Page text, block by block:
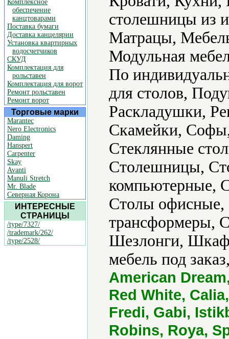
Комплексное
обеспечение
канцтоварами
Поставка бумаги
Доставка канцелярии
Установка квартирных
водосчетчиков
СКУД
Комплектация для
рольставен
Комплектация для ворот
Ремонт рольставен
Ремонт ворот
Торговые марки
Marantec
Nero Electronics
Daming
Hanspert
Carpenter
Skay
Avanti
Manuli Stretch
Mr. Blade
Северная Корона
ИНТЕРЕСНЫЕ
СТРАНИЦЫ
/type/7327/
/trademark/262/
/type/2528/
столешницы из
Матрацы,
Модульная
По
для столов,
Раскладушки,
Скамейки,
Стеклянные
Столешницы,
компьютерные,
Столы
трансформеры,
Шезлонги,
мебель под
American
Red White,
Fredi, Gabi,
Robins, Roya,